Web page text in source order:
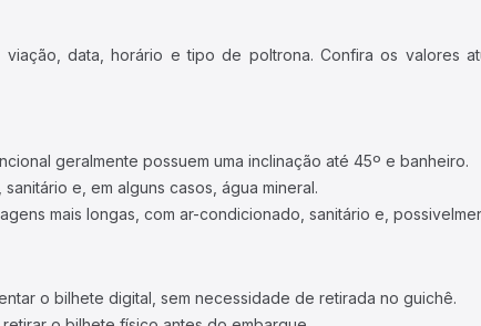
data, horário e tipo de poltrona. Confira os valores
geralmente possuem uma inclinação até 45º e banheiro.
e, em alguns casos, água mineral.
mais longas, com ar-condicionado, sanitário e,
o bilhete digital, sem necessidade de retirada no guichê.